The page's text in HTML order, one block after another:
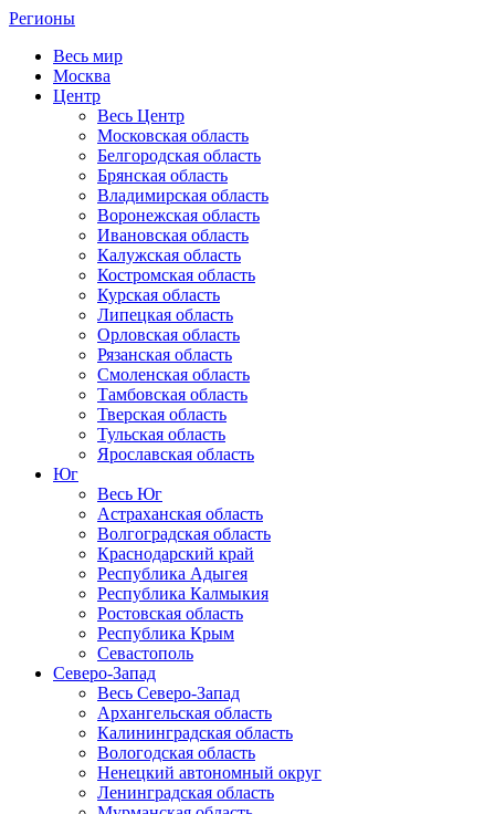
Регионы
Весь мир
Москва
Центр
Весь Центр
Московская область
Белгородская область
Брянская область
Владимирская область
Воронежская область
Ивановская область
Калужская область
Костромская область
Курская область
Липецкая область
Орловская область
Рязанская область
Смоленская область
Тамбовская область
Тверская область
Тульская область
Ярославская область
Юг
Весь Юг
Астраханская область
Волгоградская область
Краснодарский край
Республика Адыгея
Республика Калмыкия
Ростовская область
Республика Крым
Севастополь
Северо-Запад
Весь Северо-Запад
Архангельская область
Калининградская область
Вологодская область
Ненецкий автономный округ
Ленинградская область